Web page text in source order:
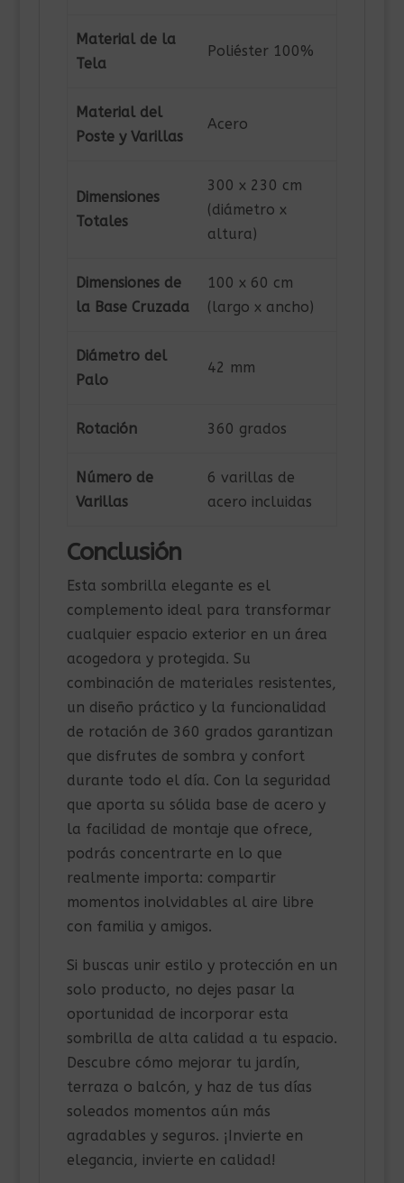
Material de la
Tela
Poliéster 100%
Material del
Poste y Varillas
Acero
Dimensiones
Totales
300 x 230 cm
(diámetro x
altura)
Dimensiones de
la Base Cruzada
100 x 60 cm
(largo x ancho)
Diámetro del
Palo
42 mm
Rotación 360 grados
Número de
Varillas
6 varillas de
acero incluidas
Conclusión
Esta sombrilla elegante es el
complemento ideal para transformar
cualquier espacio exterior en un área
acogedora y protegida. Su
combinación de materiales resistentes,
un diseño práctico y la funcionalidad
de rotación de 360 grados garantizan
que disfrutes de sombra y confort
durante todo el día. Con la seguridad
que aporta su sólida base de acero y
la facilidad de montaje que ofrece,
podrás concentrarte en lo que
realmente importa: compartir
momentos inolvidables al aire libre
con familia y amigos.
Si buscas unir estilo y protección en un
solo producto, no dejes pasar la
oportunidad de incorporar esta
sombrilla de alta calidad a tu espacio.
Descubre cómo mejorar tu jardín,
terraza o balcón, y haz de tus días
soleados momentos aún más
agradables y seguros. ¡Invierte en
elegancia, invierte en calidad!